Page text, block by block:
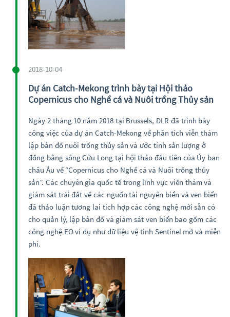
2018-10-04
Dự án Catch-Mekong trình bày tại Hội thảo
Copernicus cho Nghề cá và Nuôi trồng Thủy sản
Ngày 2 tháng 10 năm 2018 tại Brussels, DLR đã trình bày
công việc của dự án Catch-Mekong về phân tích viễn thám
lập bản đồ nuôi trồng thủy sản và ước tính sản lượng ở
đồng bằng sông Cửu Long tại hội thảo đầu tiên của Ủy ban
châu Âu về “Copernicus cho Nghề cá và Nuôi trồng thủy
sản”. Các chuyên gia quốc tế trong lĩnh vực viễn thám và
giám sát trái đất về các nguồn tài nguyên biển và ven biển
đã thảo luận tương lai tích hợp các công nghệ mới sẵn có
cho quản lý, lập bản đồ và giám sát ven biển bao gồm các
công nghệ EO ví dụ như dữ liệu vệ tinh Sentinel mở và miễn
phí.